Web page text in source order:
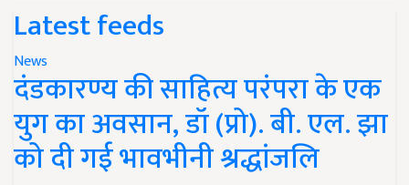
Latest feeds
News
दंडकारण्य की साहित्य परंपरा के एक
युग का अवसान, डॉ (प्रो). बी. एल. झा
को दी गई भावभीनी श्रद्धांजलि